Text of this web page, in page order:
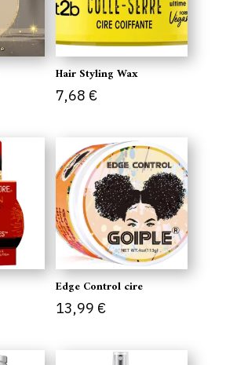
Hair Styling Wax
7,68 €
Edge Control cire
13,99 €